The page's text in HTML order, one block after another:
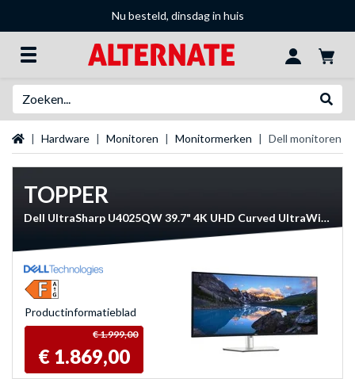
Nu besteld, dinsdag in huis
Startpagina
Hardware Monitoren Monitormerken Dell monitoren
TOPPER
Dell UltraSharp U4025QW 39.7" 4K UHD Curved UltraWide monitor
Product­informatieblad
€ 1.999,00
€ 1.869,00